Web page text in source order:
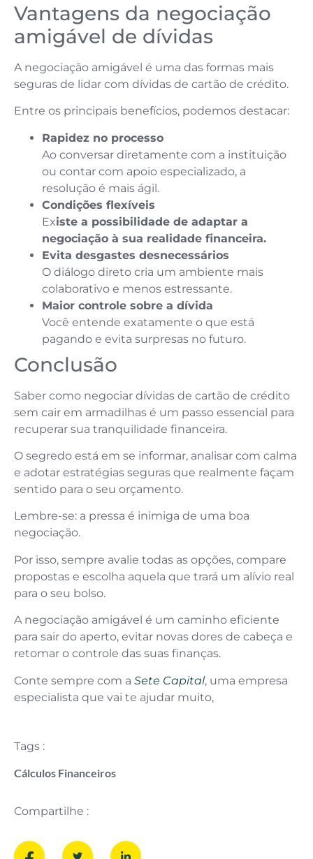
Vantagens da negociação
amigável de dívidas
A negociação amigável é uma das formas mais
seguras de lidar com dívidas de cartão de crédito.
Entre os principais benefícios, podemos destacar:
Rapidez no processo
Ao conversar diretamente com a instituição
ou contar com apoio especializado, a
resolução é mais ágil.
Condições flexíveis
Existe a possibilidade de adaptar a
negociação à sua realidade financeira.
Evita desgastes desnecessários
O diálogo direto cria um ambiente mais
colaborativo e menos estressante.
Maior controle sobre a dívida
Você entende exatamente o que está
pagando e evita surpresas no futuro.
Conclusão
Saber como negociar dívidas de cartão de crédito
sem cair em armadilhas é um passo essencial para
recuperar sua tranquilidade financeira.
O segredo está em se informar, analisar com calma
e adotar estratégias seguras que realmente façam
sentido para o seu orçamento.
Lembre-se: a pressa é inimiga de uma boa
negociação.
Por isso, sempre avalie todas as opções, compare
propostas e escolha aquela que trará um alívio real
para o seu bolso.
A negociação amigável é um caminho eficiente
para sair do aperto, evitar novas dores de cabeça e
retomar o controle das suas finanças.
Conte sempre com a Sete Capital, uma empresa
especialista que vai te ajudar muito,
Tags :
Cálculos Financeiros
Compartilhe :